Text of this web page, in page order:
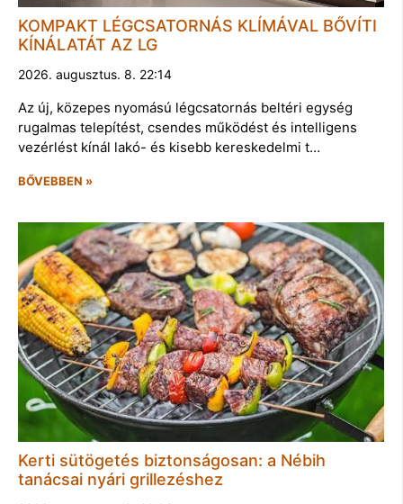
KOMPAKT LÉGCSATORNÁS KLÍMÁVAL BŐVÍTI
KÍNÁLATÁT AZ LG
2026. augusztus. 8. 22:14
Az új, közepes nyomású légcsatornás beltéri egység
rugalmas telepítést, csendes működést és intelligens
vezérlést kínál lakó- és kisebb kereskedelmi t…
BŐVEBBEN »
Kerti sütögetés biztonságosan: a Nébih
tanácsai nyári grillezéshez